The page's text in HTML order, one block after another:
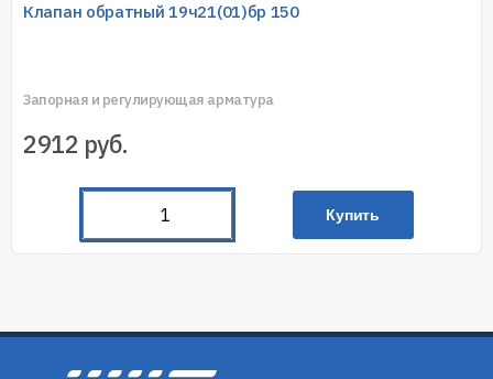
Клапан обратный 19ч21(01)бр 150
Запорная и регулирующая арматура
2912 руб.
Купить